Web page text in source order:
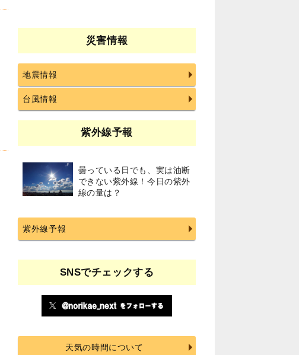
災害情報
地震情報
台風情報
紫外線予報
曇っている日でも、実は油断
できない紫外線！今日の紫外
線の量は？
紫外線予報
SNSでチェックする
天気の時間について